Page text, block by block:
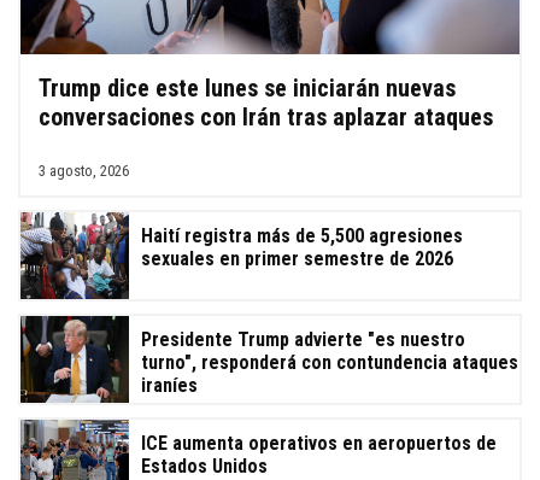
Trump dice este lunes se iniciarán nuevas
conversaciones con Irán tras aplazar ataques
3 agosto, 2026
Haití registra más de 5,500 agresiones
sexuales en primer semestre de 2026
Presidente Trump advierte "es nuestro
turno", responderá con contundencia ataques
iraníes
ICE aumenta operativos en aeropuertos de
Estados Unidos